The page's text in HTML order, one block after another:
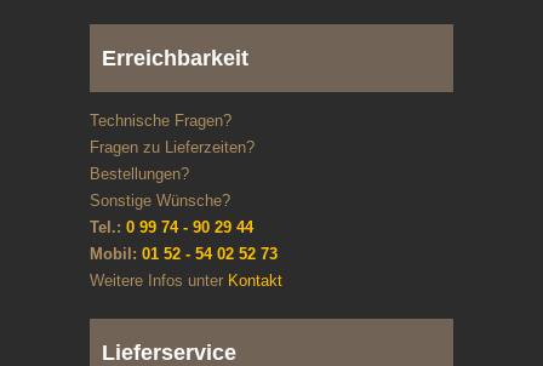
Erreichbarkeit
Technische Fragen?
Fragen zu Lieferzeiten?
Bestellungen?
Sonstige Wünsche?
Tel.: 0 99 74 - 90 29 44
Mobil: 01 52 - 54 02 52 73
Weitere Infos unter Kontakt
Lieferservice